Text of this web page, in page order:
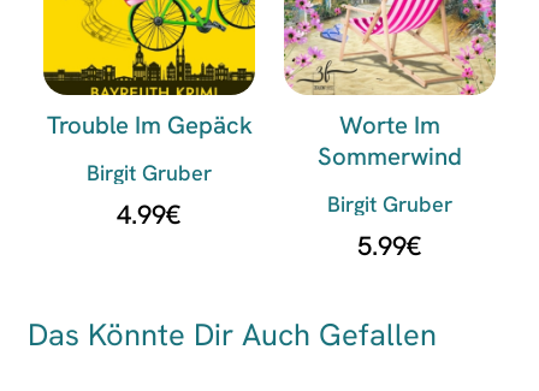
Trouble Im Gepäck
Birgit Gruber
4.99€
Worte Im
Sommerwind
Birgit Gruber
5.99€
Das Könnte Dir Auch Gefallen